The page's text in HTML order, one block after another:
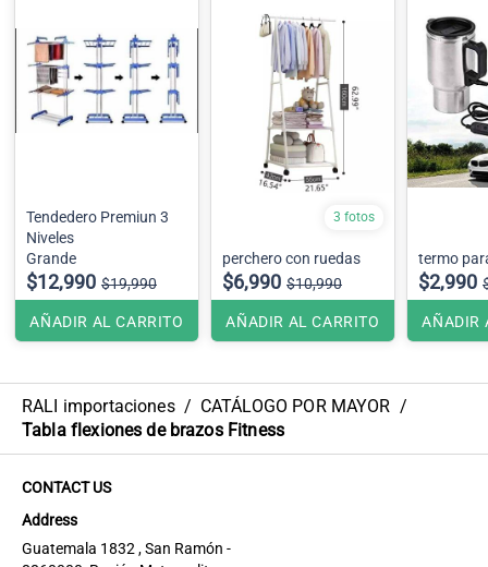
Tendedero Premiun 3
Niveles
Grande
$12,990 $19,990
AÑADIR AL CARRITO
3 fotos
perchero con ruedas
$6,990 $10,990
AÑADIR AL CARRITO
termo
$2,990
AÑADIR
RALI importaciones / CATÁLOGO POR MAYOR /
Tabla flexiones de brazos Fitness
CONTACT US
Address
Guatemala 1832 , San Ramón -